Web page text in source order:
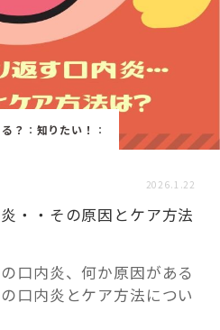
HAREL
活用事例
リノベ事例
？ ： 知りたい！ ：
2026.1.22
・・その原因とケア方法
口内炎、何か原因がある
口内炎とケア方法につい